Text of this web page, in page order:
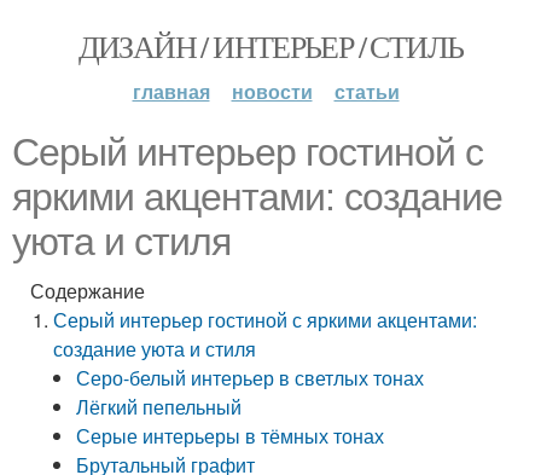
ДИЗАЙН / ИНТЕРЬЕР / СТИЛЬ
главная новости статьи
Серый интерьер гостиной с
яркими акцентами: создание
уюта и стиля
Содержание
Серый интерьер гостиной с яркими акцентами:
создание уюта и стиля
Серо-белый интерьер в светлых тонах
Лёгкий пепельный
Серые интерьеры в тёмных тонах
Брутальный графит